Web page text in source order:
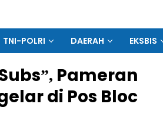
TNI-POLRI DAERAH EKSBIS
Pameran
di Pos Bloc